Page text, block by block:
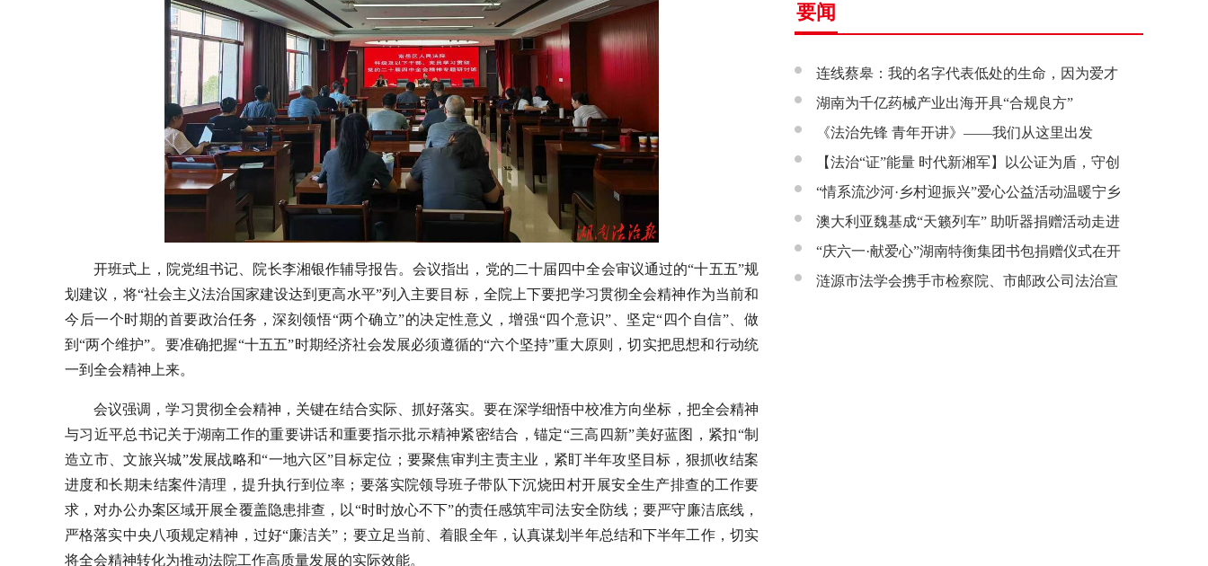
开班式上，院党组书记、院长李湘银作辅导报告。会议指出，党的二十届四中全会审议通过的“十五五”规
划建议，将“社会主义法治国家建设达到更高水平”列入主要目标，全院上下要把学习贯彻全会精神作为当前和
今后一个时期的首要政治任务，深刻领悟“两个确立”的决定性意义，增强“四个意识”、坚定“四个自信”、做
到“两个维护”。要准确把握“十五五”时期经济社会发展必须遵循的“六个坚持”重大原则，切实把思想和行动统
一到全会精神上来。
会议强调，学习贯彻全会精神，关键在结合实际、抓好落实。要在深学细悟中校准方向坐标，把全会精神
与习近平总书记关于湖南工作的重要讲话和重要指示批示精神紧密结合，锚定“三高四新”美好蓝图，紧扣“制
造立市、文旅兴城”发展战略和“一地六区”目标定位；要聚焦审判主责主业，紧盯半年攻坚目标，狠抓收结案
进度和长期未结案件清理，提升执行到位率；要落实院领导班子带队下沉烧田村开展安全生产排查的工作要
求，对办公办案区域开展全覆盖隐患排查，以“时时放心不下”的责任感筑牢司法安全防线；要严守廉洁底线，
严格落实中央八项规定精神，过好“廉洁关”；要立足当前、着眼全年，认真谋划半年总结和下半年工作，切实
将全会精神转化为推动法院工作高质量发展的实际效能。
十一次全国代表大会在京召开
要闻
连线蔡皋：我的名字代表低处的生命，因为爱才
接近理想的高地
湖南为千亿药械产业出海开具“合规良方”
《法治先锋 青年开讲》——我们从这里出发
【法治“证”能量 时代新湘军】以公证为盾，守创
新之魂 湖南青年公证人为知识产权保护筑牢防线
“情系流沙河·乡村迎振兴”爱心公益活动温暖宁乡
市流沙河镇
澳大利亚魏基成“天籁列车” 助听器捐赠活动走进
开慧镇
“庆六一·献爱心”湖南特衡集团书包捐赠仪式在开
慧镇举行
涟源市法学会携手市检察院、市邮政公司法治宣